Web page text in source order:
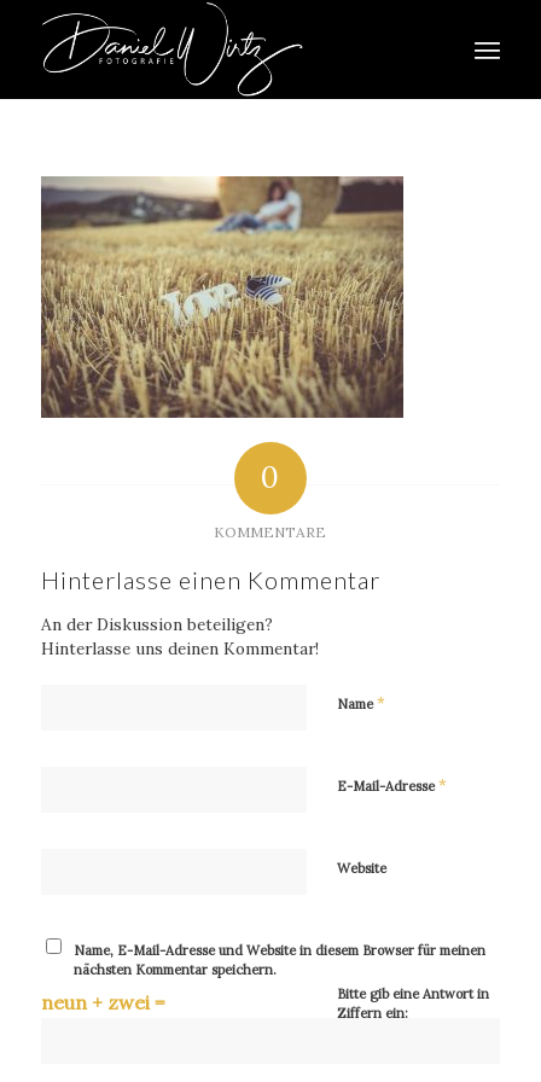
0
KOMMENTARE
Hinterlasse einen Kommentar
An der Diskussion beteiligen?
Hinterlasse uns deinen Kommentar!
Name*
E-Mail-Adresse*
Website
Name, E-Mail-Adresse und Website in diesem Browser für meinen
nächsten Kommentar speichern.
Bitte gib eine Antwort in
Ziffern ein:
neun + zwei =